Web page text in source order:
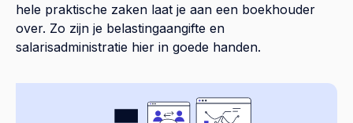
hele praktische zaken laat je aan een boekhouder
over. Zo zijn je belastingaangifte en
salarisadministratie hier in goede handen.